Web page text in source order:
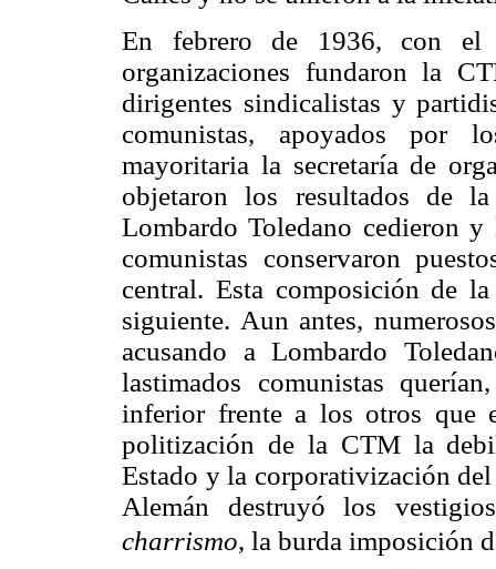
En febrero de 1936, con el
organizaciones fundaron la
dirigentes sindicalistas y
comunistas, apoyados por
mayoritaria la secretaría de
objetaron los resultados de
Lombardo Toledano cedieron
comunistas conservaron
central. Esta composición de
siguiente. Aun antes,
acusando a Lombardo
lastimados comunistas
inferior frente a los otros que
politización de la CTM la
Estado y la corporativización
Alemán destruyó los
charrismo, la burda imposición